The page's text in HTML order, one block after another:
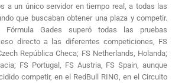
a un único servidor en tiempo real, a todas las
que buscaban obtener una plaza y competir.
Fórmula Gades superó todas las pruebas
directo a las diferentes competiciones, FS
República Checa; FS Netherlands, Holanda;
FS Portugal, FS Austria, FS Spain, aunque
competir, en el RedBull RING, en el Circuito